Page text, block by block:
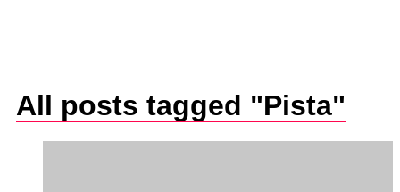
All posts tagged "Pista"